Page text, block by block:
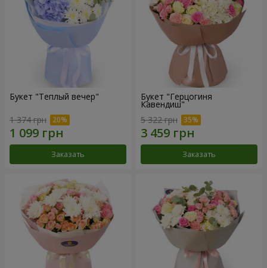
Букет "Теплый вечер"
1 374 грн
Заказать
Букет "Герцогиня
Кавендиш"
5 322 грн
Заказать